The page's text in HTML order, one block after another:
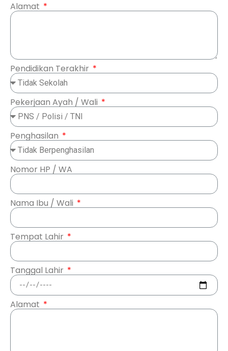
Alamat
Pendidikan Terakhir
Pekerjaan Ayah / Wali
Penghasilan
Nomor HP / WA
Nama Ibu / Wali
Tempat Lahir
Tanggal Lahir
Alamat